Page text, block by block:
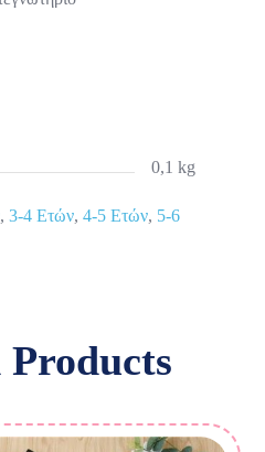
0,1 kg
,3-4 Ετών,4-5 Ετών, 5-6
Products